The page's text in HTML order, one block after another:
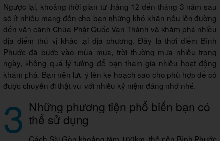
Ngược lại, khoảng thời gian từ tháng 12 đến tháng 3 năm sau
sẽ ít nhiều mang đến cho bạn những khó khăn nếu lên đường
đến vãn cảnh Chùa Phật Quốc Vạn Thành và khám phá nhiều
địa điểm thú vị khác tại địa phương. Đây là thời điểm Bình
Phước đã bước vào mùa mưa, trời thường mưa nhiều trong
ngày, không quá lý tưởng để bạn tham gia nhiều hoạt động
khám phá. Bạn nên lưu ý lên kế hoạch sao cho phù hợp để có
được chuyến đi thật vui với nhiều kỷ niệm đáng nhớ nhé.
3 Những phương tiện phổ biến bạn có
thể sử dụng
Cách Sài Gòn khoảng tầm 100km, thế nên Bình Phước